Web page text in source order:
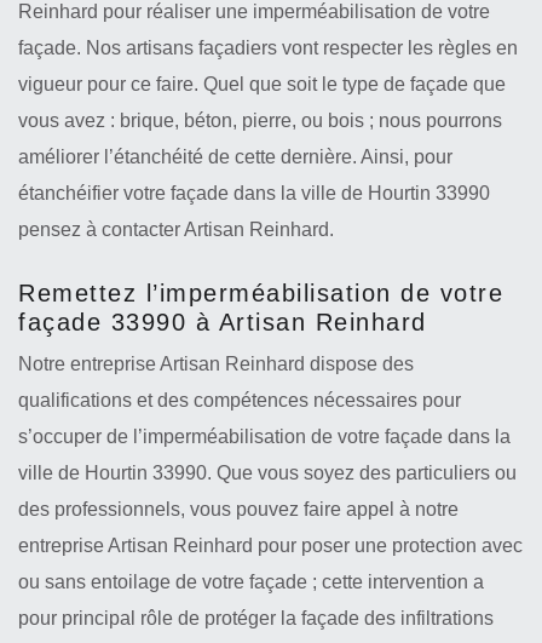
Reinhard pour réaliser une imperméabilisation de votre
façade. Nos artisans façadiers vont respecter les règles en
vigueur pour ce faire. Quel que soit le type de façade que
vous avez : brique, béton, pierre, ou bois ; nous pourrons
améliorer l’étanchéité de cette dernière. Ainsi, pour
étanchéifier votre façade dans la ville de Hourtin 33990
pensez à contacter Artisan Reinhard.
Remettez l’imperméabilisation de votre
façade 33990 à Artisan Reinhard
Notre entreprise Artisan Reinhard dispose des
qualifications et des compétences nécessaires pour
s’occuper de l’imperméabilisation de votre façade dans la
ville de Hourtin 33990. Que vous soyez des particuliers ou
des professionnels, vous pouvez faire appel à notre
entreprise Artisan Reinhard pour poser une protection avec
ou sans entoilage de votre façade ; cette intervention a
pour principal rôle de protéger la façade des infiltrations